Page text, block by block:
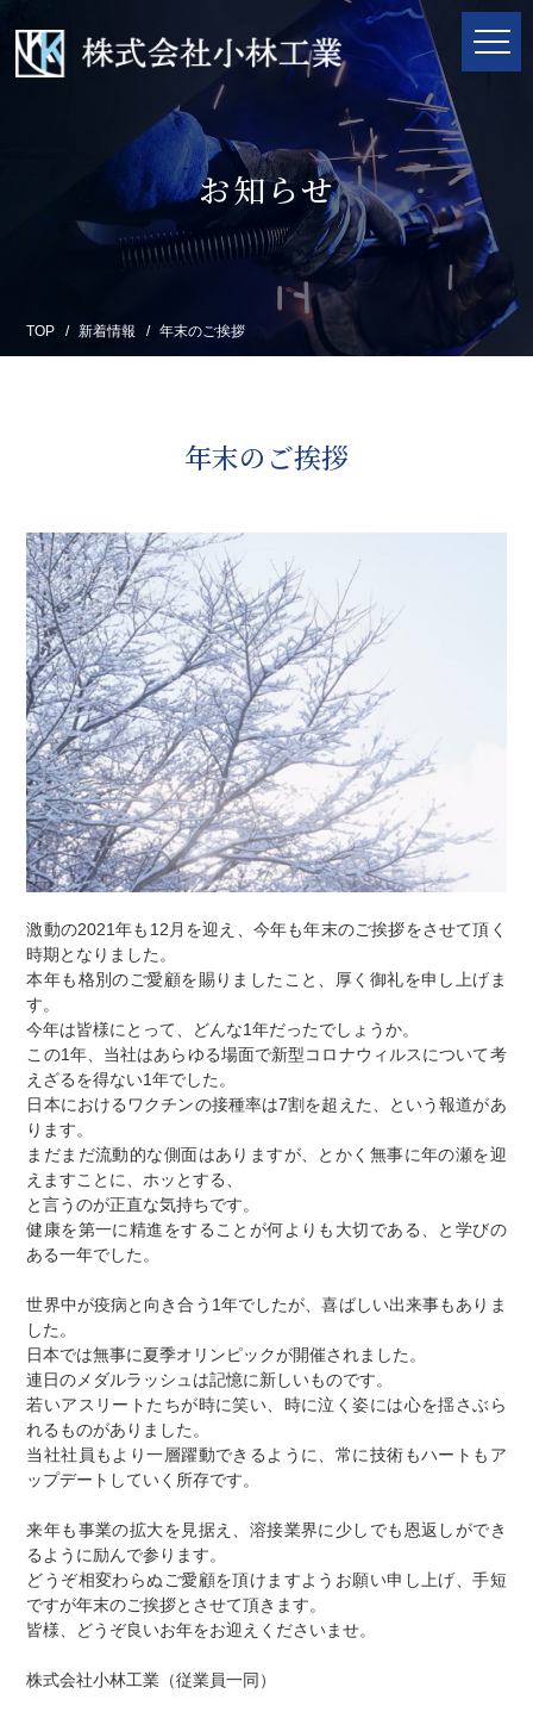
お知らせ
TOP 新着情報 年末のご挨拶
年末のご挨拶
激動の2021年も12月を迎え、今年も年末のご挨拶をさせて頂く
時期となりました。
本年も格別のご愛顧を賜りましたこと、厚く御礼を申し上げま
す。
今年は皆様にとって、どんな1年だったでしょうか。
この1年、当社はあらゆる場面で新型コロナウィルスについて考
えざるを得ない1年でした。
日本におけるワクチンの接種率は7割を超えた、という報道があ
ります。
まだまだ流動的な側面はありますが、とかく無事に年の瀬を迎
えますことに、ホッとする、
と言うのが正直な気持ちです。
健康を第一に精進をすることが何よりも大切である、と学びの
ある一年でした。
世界中が疫病と向き合う1年でしたが、喜ばしい出来事もありま
した。
日本では無事に夏季オリンピックが開催されました。
連日のメダルラッシュは記憶に新しいものです。
若いアスリートたちが時に笑い、時に泣く姿には心を揺さぶら
れるものがありました。
当社社員もより一層躍動できるように、常に技術もハートもア
ップデートしていく所存です。
来年も事業の拡大を見据え、溶接業界に少しでも恩返しができ
るように励んで参ります。
どうぞ相変わらぬご愛顧を頂けますようお願い申し上げ、手短
ですが年末のご挨拶とさせて頂きます。
皆様、どうぞ良いお年をお迎えくださいませ。
株式会社小林工業（従業員一同）